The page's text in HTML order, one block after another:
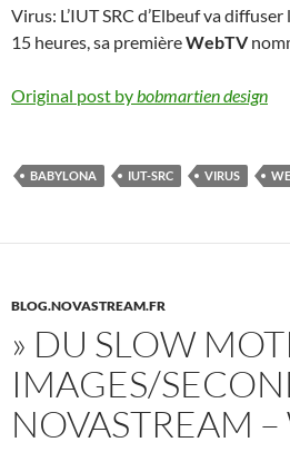
Virus: L’IUT SRC d’Elbeuf va
15 heures, sa premièreWebTV
Original post bybobmartien design
BABYLONA IUT-SRC VIRUS
BLOG.NOVASTREAM.FR
» DU SLOW
IMAGES/
NOVASTREAM